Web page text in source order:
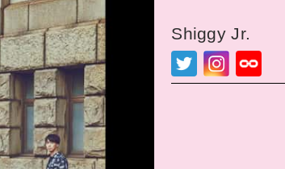
Shiggy Jr.